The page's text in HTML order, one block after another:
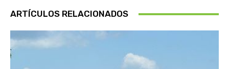
ARTÍCULOS RELACIONADOS